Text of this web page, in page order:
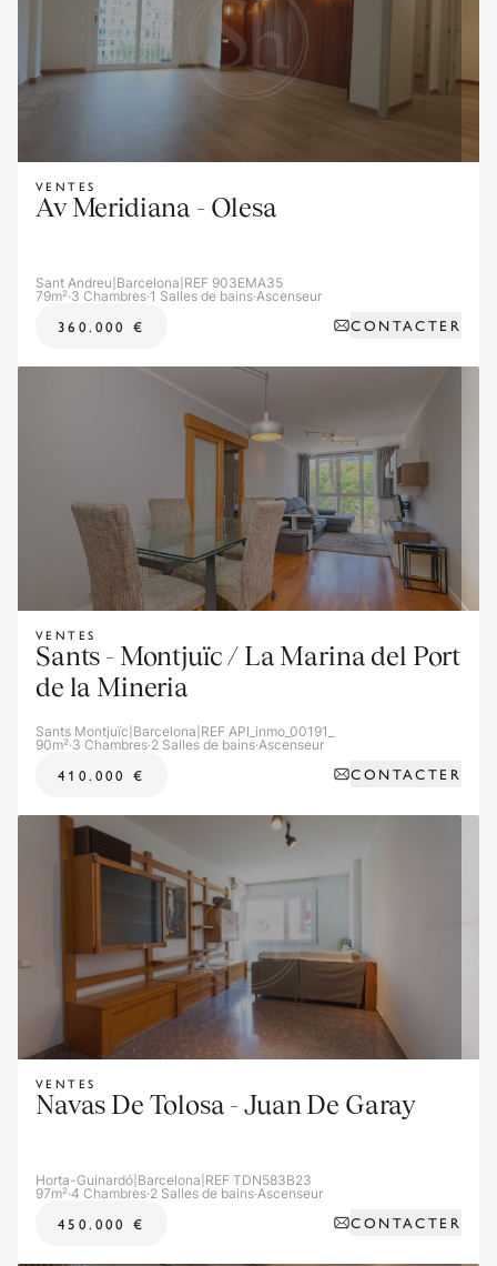
VENTES
Av Meridiana - Olesa
Sant Andreu|Barcelona|REF 903EMA35
79m²·3 Chambres·1 Salles de bains·Ascenseur
360.000 € CONTACTER
VENTES
Sants - Montjuïc / La Marina del Port
de la Mineria
Sants Montjuïc|Barcelona|REF API_inmo_00191_
90m²·3 Chambres·2 Salles de bains·Ascenseur
410.000 € CONTACTER
VENTES
Navas De Tolosa - Juan De Garay
Horta-Guinardó|Barcelona|REF TDN583B23
97m²·4 Chambres·2 Salles de bains·Ascenseur
450.000 € CONTACTER